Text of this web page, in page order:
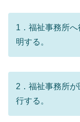
1．福祉事務所
明する。
2．福祉事務所
行する。